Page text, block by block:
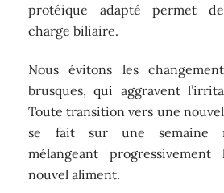
protéique adapté permet
charge biliaire.
Nous évitons les
brusques, qui aggravent
Toute transition vers une
se fait sur une semaine
mélangeant
nouvel aliment.